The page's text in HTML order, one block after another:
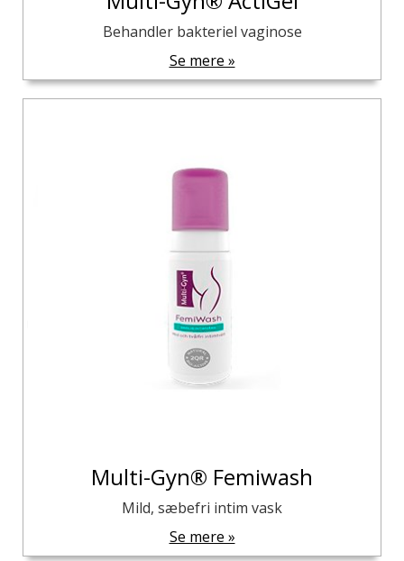
Behandler bakteriel vaginose
Se mere »
Multi-Gyn® Femiwash
Mild, sæbefri intim vask
Se mere »